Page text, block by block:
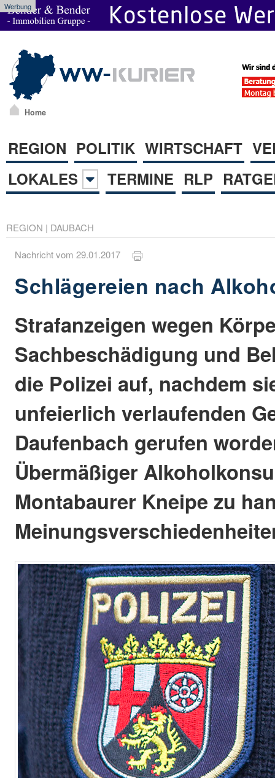
Werbung
Home
REGION POLITIK WIRTSCHAFT
LOKALES
TERMINE RLP
REGION | DAUBACH
Nachricht vom 29.01.2017
Schlägereien nach
Strafanzeigen wegen
Sachbeschädigung und
die Polizei auf, nachdem
unfeierlich verlaufenden
Daufenbach gerufen
Übermäßiger
Montabaurer Kneipe zu